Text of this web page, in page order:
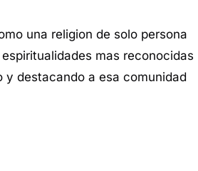
una religion de solo persona
mas reconocidas
destacando a esa comunidad